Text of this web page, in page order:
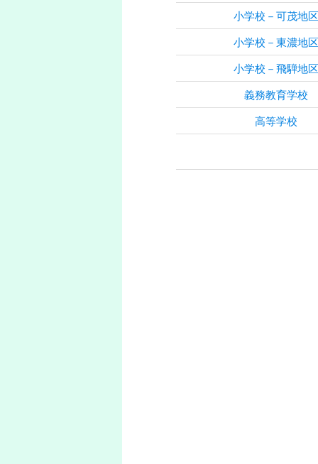
へ
小学校－可茂地区
小学校－東濃地区
小学校－飛騨地区
義務教育学校
高等学校